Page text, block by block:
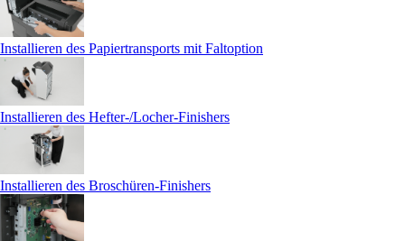
Installieren des Papiertransports mit Faltoption
Installieren des Hefter-/Locher-Finishers
Installieren des Broschüren-Finishers